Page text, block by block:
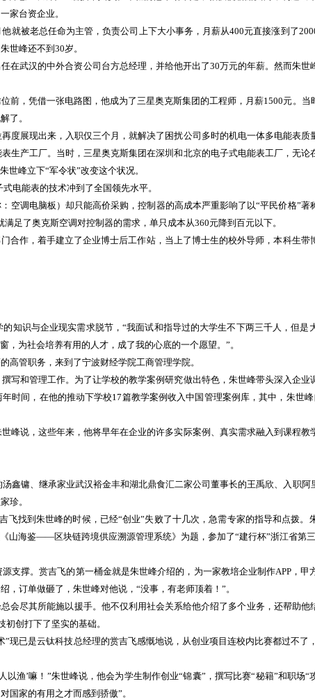
家台资企业。
被老总任命为主管，负责公司上下大小事务，月薪从400元直接涨到了
世峰还不到30岁。
武汉的中外合资公司台方总经理，并给他开出了30万元的年薪。然而朱世
，凭借一张电路图，他成为了三星奥克斯集团的工程师，月薪1500元。当
了。
展现出来，入职仅三个月，就解决了困扰公司多时的机电一体多电能表质
生产工厂。当时，三星奥克斯集团在深圳和北京的电子式电能表工厂，无
峰立下“军令状”改变这个状况。
电能表的技术冲到了全国领先水平。
调电脑板）却只能高价采购，控制器的高成本严重影响了以“平民价格”著
足了奥克斯空调对控制器的需求，单只成本从360元降到百元以下。
作，着手建立了企业博士后工作站，当上了博士生的校外导师，本科生带
识与企业现实需求脱节，“我面试和指导过的大学生不下两三千人，但是
为社会培养有用的人才，成了我的心底的一个愿望。”。
管职务，来到了宁波财经学院工商管理学院。
和管理工作。为了让学校的教学案例研究做出特色，朱世峰带头深入企业
时间，在他的推动下学校17篇教学案例收入中国管理案例库，其中，朱世
说，这些年来，他将早年在企业的许多实际案例、真实需求融入到课程教
镛、继承家业武汉裕金丰和湖北鼎食汇二家公司董事长的王禹欣、入职阿
珍。
到朱世峰的时候，已经“创业”失败了十几次，急需专家的指导和点拨。
山海鉴——区块链跨境供应溯源管理系统》为题，参加了“建行杯”浙江省第
撑。赏吉飞的第一桶金就是朱世峰介绍的，为一家教培企业制作APP，甲
订单做砸了，朱世峰对他说，“没事，有老师顶着！”。
尽其所能施以援手。他不仅利用社会关系给他介绍了多个业务，还帮助他
创打下了坚实的基础。
已是云钛科技总经理的赏吉飞感慨地说，从创业项目连校内比赛都过不了
’嘛！”朱世峰说，他会为学生制作创业“锦囊”，撰写比赛“秘籍”和职场“
国家的有用之才而感到骄傲”。